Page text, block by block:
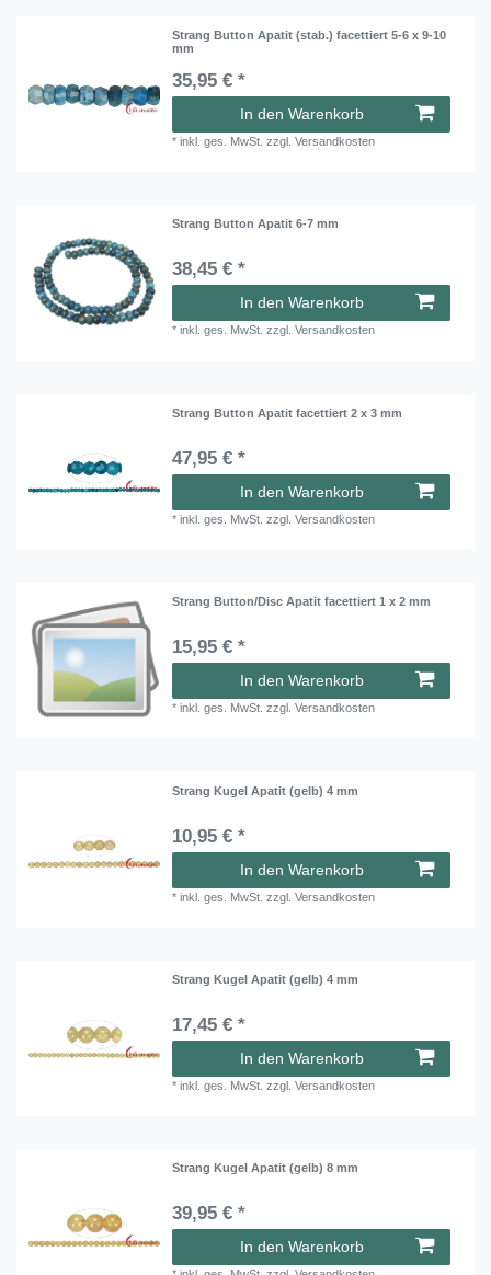
Strang Button Apatit (stab.) facettiert 5-6 x 9-10
mm
35,95 € *
In den Warenkorb
*inkl. ges. MwSt. zzgl.Versandkosten
Strang Button Apatit 6-7 mm
38,45 € *
In den Warenkorb
*inkl. ges. MwSt. zzgl.Versandkosten
Strang Button Apatit facettiert 2 x 3 mm
47,95 € *
In den Warenkorb
*inkl. ges. MwSt. zzgl.Versandkosten
Strang Button/Disc Apatit facettiert 1 x 2 mm
15,95 € *
In den Warenkorb
*inkl. ges. MwSt. zzgl.Versandkosten
Strang Kugel Apatit (gelb) 4 mm
10,95 € *
In den Warenkorb
*inkl. ges. MwSt. zzgl.Versandkosten
Strang Kugel Apatit (gelb) 4 mm
17,45 € *
In den Warenkorb
*inkl. ges. MwSt. zzgl.Versandkosten
Strang Kugel Apatit (gelb) 8 mm
39,95 € *
In den Warenkorb